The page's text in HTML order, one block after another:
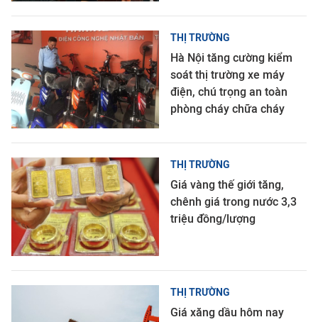
THỊ TRƯỜNG
Hà Nội tăng cường kiểm
soát thị trường xe máy
điện, chú trọng an toàn
phòng cháy chữa cháy
THỊ TRƯỜNG
Giá vàng thế giới tăng,
chênh giá trong nước 3,3
triệu đồng/lượng
THỊ TRƯỜNG
Giá xăng dầu hôm nay